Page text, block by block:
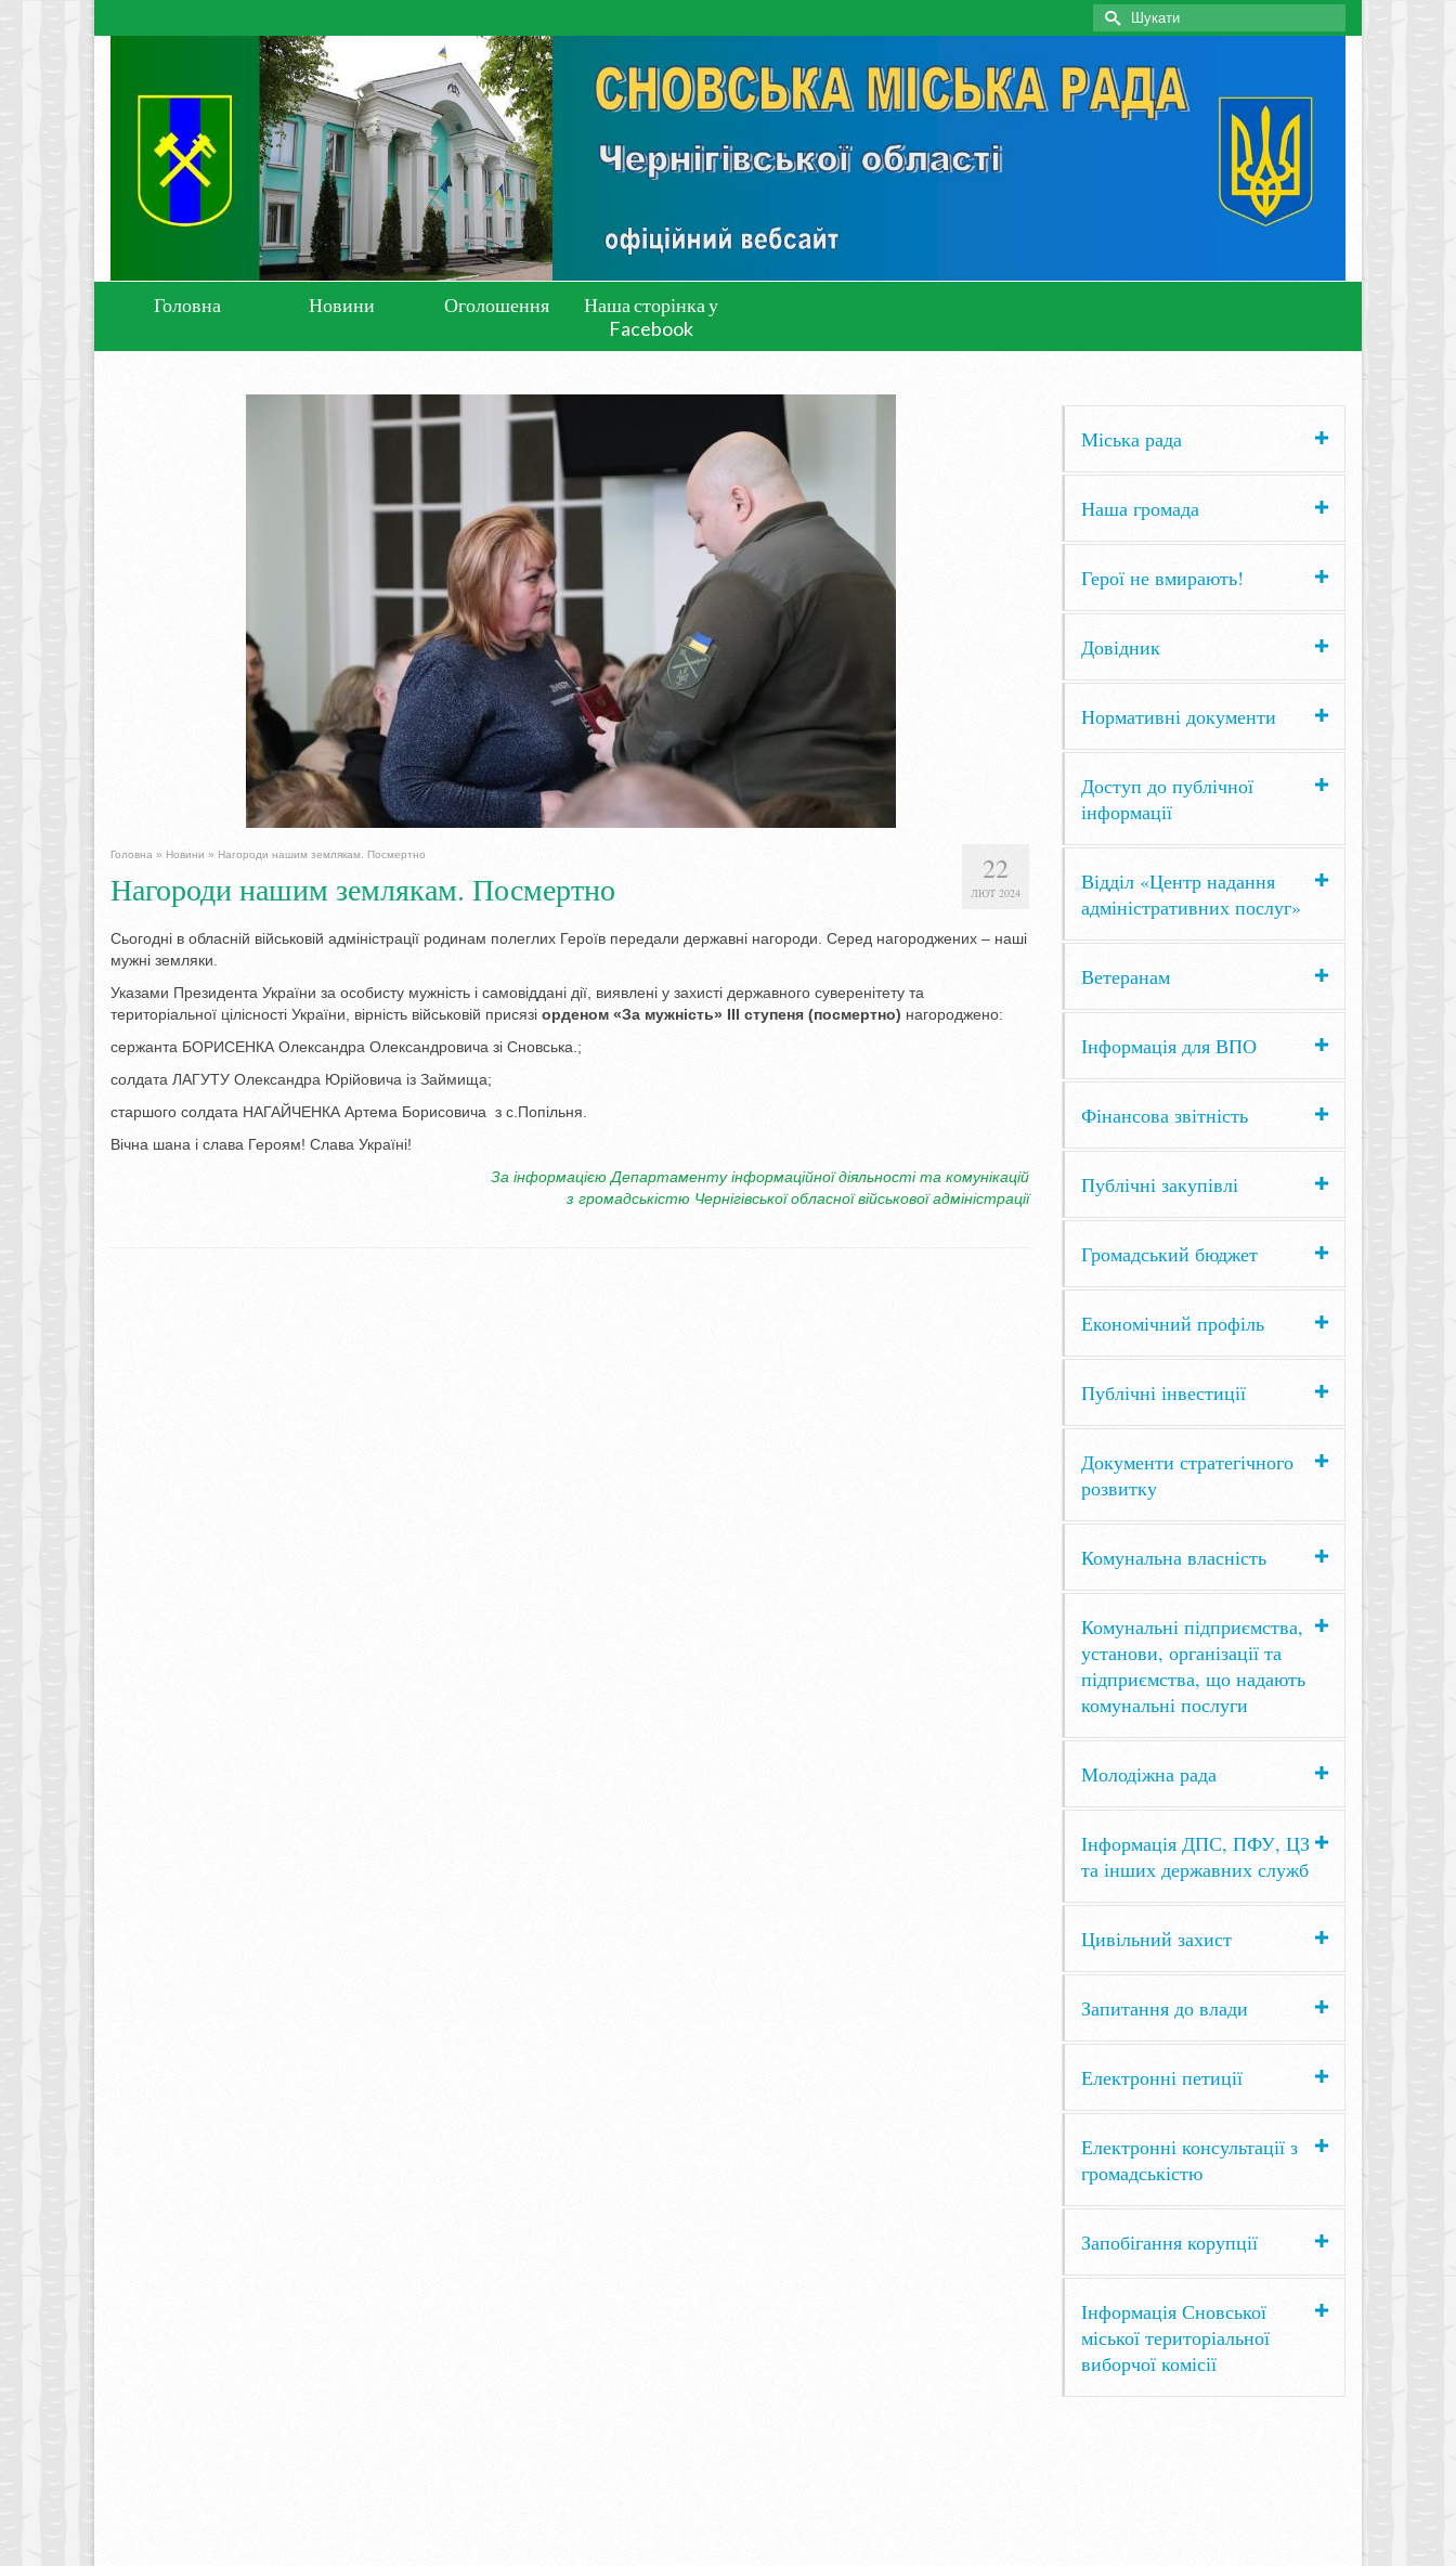
Search
for:
Головна Новини Оголошення
Наша сторінка у
Facebook
22
ЛЮТ 2024
Головна » Новини » Нагороди нашим землякам. Посмертно
Нагороди нашим землякам. Посмертно
Сьогодні в обласній військовій адміністрації родинам полеглих Героїв передали державні нагороди. Серед нагороджених – наші
мужні земляки.
Указами Президента України за особисту мужність і самовіддані дії, виявлені у захисті державного суверенітету та
територіальної цілісності України, вірність військовій присязі орденом «За мужність» ІІІ ступеня (посмертно) нагороджено:
сержанта БОРИСЕНКА Олександра Олександровича зі Сновська.;
солдата ЛАГУТУ Олександра Юрійовича із Займища;
старшого солдата НАГАЙЧЕНКА Артема Борисовича з с.Попільня.
Вічна шана і слава Героям! Слава Україні!
За інформацією Департаменту інформаційної діяльності та комунікацій
з громадськістю Чернігівської обласної військової адміністрації
Міська рада
Наша громада
Герої не вмирають!
Довідник
Нормативні документи
Доступ до публічної
інформації
Відділ «Центр надання
адміністративних послуг»
Ветеранам
Інформація для ВПО
Фінансова звітність
Публічні закупівлі
Громадський бюджет
Економічний профіль
Публічні інвестиції
Документи стратегічного
розвитку
Комунальна власність
Комунальні підприємства,
установи, організації та
підприємства, що надають
комунальні послуги
Молодіжна рада
Інформація ДПС, ПФУ, ЦЗ
та інших державних служб
Цивільний захист
Запитання до влади
Електронні петиції
Електронні консультації з
громадськістю
Запобігання корупції
Інформація Сновської
міської територіальної
виборчої комісії